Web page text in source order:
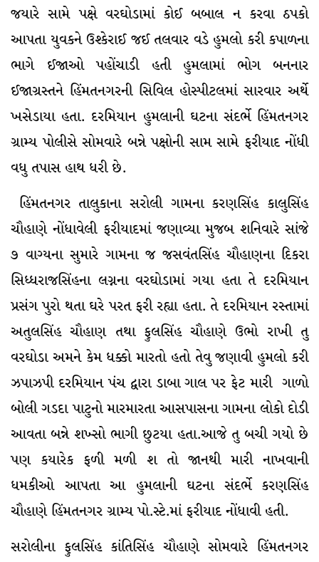
જયારે સામે પક્ષે વરઘોડામાં કોઈ બબાલ ન કરવા ઠપકો
આપતા યુવકને ઉશ્કેરાઈ જઈ તલવાર વડે હુમલો કરી કપાળના
ભાગે ઈજાઓ પહોંચાડી હતી હુમલામાં ભોગ બનનાર
ઈજાગ્રસ્તને હિંમતનગરની સિવિલ હોસ્પીટલમાં સારવાર અર્થે
ખસેડાયા હતા. દરમિયાન હુમલાની ઘટના સંદર્ભે હિંમતનગર
ગ્રામ્ય પોલીસે સોમવારે બન્ને પક્ષોની સામ સામે ફરીયાદ નોંધી
વધુ તપાસ હાથ ધરી છે.
હિંમતનગર તાલુકાના સરોલી ગામના કરણસિંહ કાલુસિંહ
ચૌહાણે નોંધાવેલી ફરીયાદમાં જણાવ્યા મુજબ શનિવારે સાંજે
૭ વાગ્યના સુમારે ગામના જ જસવંતસિંહ ચૌહાણના દિકરા
સિધ્ધરાજસિંહના લગ્નના વરઘોડામાં ગયા હતા તે દરમિયાન
પ્રસંગ પુરો થતા ઘરે પરત ફરી રહ્યા હતા. તે દરમિયાન રસ્તામાં
અતુલસિંહ ચૌહાણ તથા ફુલસિંહ ચૌહાણે ઉભો રાખી તુ
વરઘોડા અમને કેમ ધક્કો મારતો હતો તેવુ જણાવી હુમલો કરી
ઝપાઝપી દરમિયાન પંચ દ્વારા ડાબા ગાલ પર ફેટ મારી ગાળો
બોલી ગડદા પાટુનો મારમારતા આસપાસના ગામના લોકો દોડી
આવતા બન્ને શખ્સો ભાગી છુટયા હતા.આજે તુ બચી ગયો છે
પણ કયારેક ફળી મળી શ તો જાનથી મારી નાખવાની
ધમકીઓ આપતા આ હુમલાની ઘટના સંદર્ભે કરણસિંહ
ચૌહાણે હિંમતનગર ગ્રામ્ય પો.સ્ટે.માં ફરીયાદ નોંધાવી હતી.
સરોલીના ફુલસિંહ કાંતિસિંહ ચૌહાણે સોમવારે હિંમતનગર